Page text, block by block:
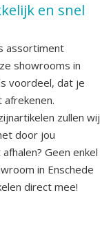
en snel
assortiment
showrooms in
voordeel, dat je
afrekenen.
zullen wij
door jou
Geen enkel
in Enschede
direct mee!